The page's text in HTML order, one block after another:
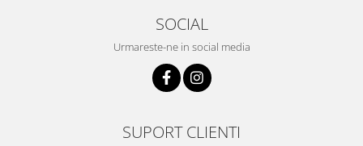
SOCIAL
Urmareste-ne in social media
SUPORT CLIENTI